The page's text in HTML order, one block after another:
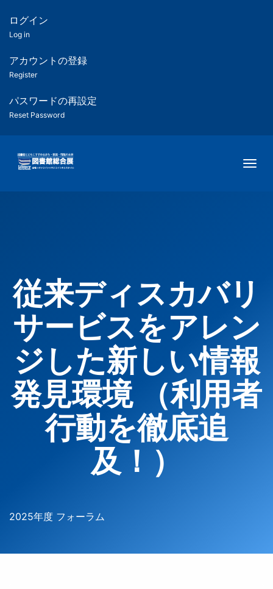
ツ
匿
名
ユ
ー
ー
用
メ
ログイン
Log in
アカウントの登録
Register
パスワードの再設定
Reset Password
従来ディスカバリ
サービスをアレン
ジした新しい情報
発見環境 （利用者
行動を徹底追
及！）
2025年度 フォーラム